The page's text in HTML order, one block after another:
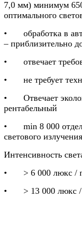
7,0 мм) минимум
оптимального
•
обработка в
– приблизительно
•
отвечает
•
не требует
•
Отвечает
рентабельный
•
min 8 000
светового излучения
Интенсивность
•
> 6 000 люкс /
•
> 13 000 люкс